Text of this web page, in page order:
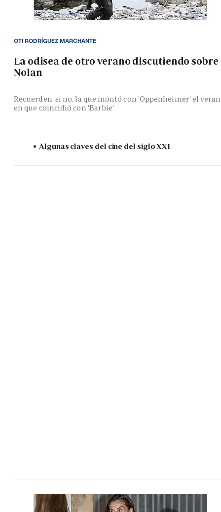
La odisea de otro verano discutiendo sobre
Nolan
Recuerden, si no, la que montó con 'Oppenheimer' el
en que coincidió con 'Barbie'
OTI RODRÍGUEZ MARCHANTE
Algunas claves del cine del siglo XXI